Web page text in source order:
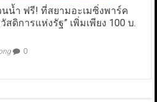
นน้ำ ฟรี! ที่สยามอะเมซิ่งพาร์ค
ดิการแห่งรัฐ” เพิ่มเพียง 100 บ.
0